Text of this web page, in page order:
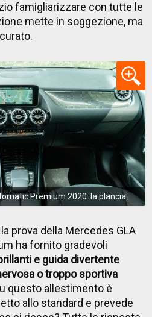
famigliarizzare con tutte le
mette in soggezione, ma
Premium 2020: la plancia
prova della Mercedes GLA
ha fornito gradevoli
e guida divertente
o troppo sportiva
questo allestimento è
allo standard e prevede